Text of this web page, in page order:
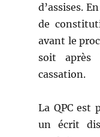
d’assises.
de
avant le
soit après
cassation.
La QPC est
un écrit